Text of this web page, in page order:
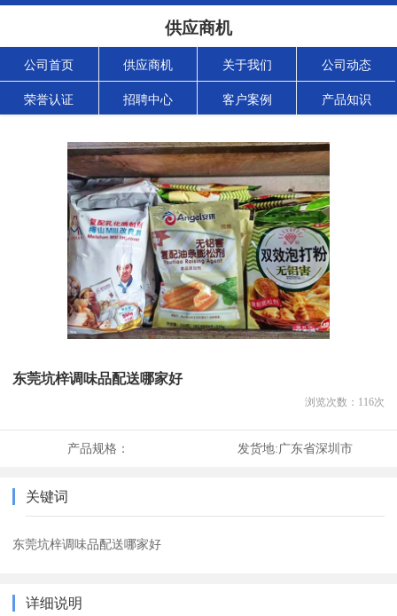
供应商机
公司首页 供应商机 关于我们 公司动态
荣誉认证 招聘中心 客户案例 产品知识
东莞坑梓调味品配送哪家好
浏览次数： 116次
产品规格： 发货地:广东省深圳市
关键词
东莞坑梓调味品配送哪家好
详细说明